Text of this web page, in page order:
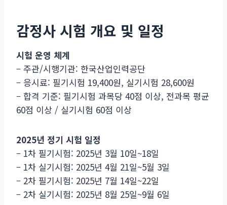
감정사 시험 개요 및 일정
시험 운영 체계
– 주관/시행기관: 한국산업인력공단
– 응시료: 필기시험 19,400원, 실기시험 28,600원
– 합격 기준: 필기시험 과목당 40점 이상, 전과목 평균
60점 이상 / 실기시험 60점 이상
2025년 정기 시험 일정
– 1차 필기시험: 2025년 3월 10일~18일
– 1차 실기시험: 2025년 4월 21일~5월 3일
– 2차 필기시험: 2025년 7월 14일~22일
– 2차 실기시험: 2025년 8월 25일~9월 6일